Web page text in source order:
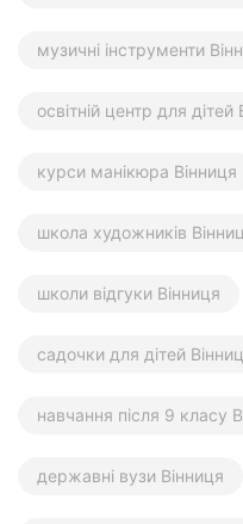
музичні інструменти
освітній центр для дітей
курси манікюра Вінниця
школа художників
школи відгуки Вінниця
садочки для дітей
навчання після 9 класу
державні вузи Вінниця